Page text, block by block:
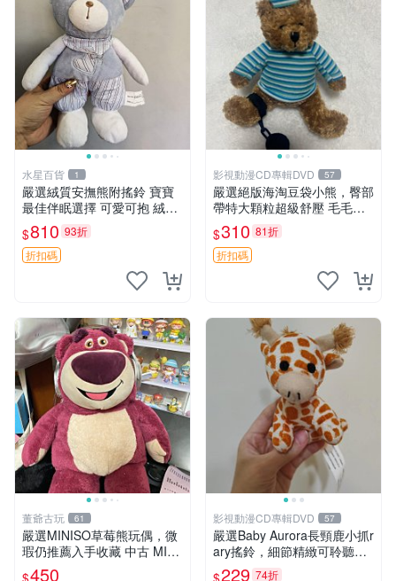
水星百貨 1
嚴選絨質安撫熊附搖鈴 寶寶
最佳伴眠選擇 可愛可抱 絨毛
玩具 安撫熊 嬰兒用
$810 93折
折扣碼
影視動漫CD專輯DVD 57
嚴選絕版海淘豆袋小熊，臀部
帶特大顆粒超級舒壓 毛毛摸
起來格外順滑適合收藏 100%
棉質 豆袋枕 豆袋、抱枕、小
熊
$310 81折
折扣碼
董爺古玩 61
嚴選MINISO草莓熊玩偶，微
瑕仍推薦入手收藏 中古 MINI
SO 草莓熊 玩具 收藏
450
影視動漫CD專輯DVD 57
嚴選Baby Aurora長頸鹿小抓r
ary搖鈴，細節精緻可聆聽清
脆鈴音 軟萌可愛 定制紀念 金
229 74折